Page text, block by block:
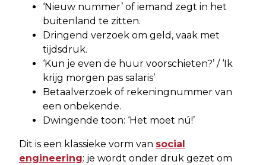
‘Nieuw nummer’ of iemand zegt in het
buitenland te zitten.
Dringend verzoek om geld, vaak met
tijdsdruk.
‘Kun je even de huur voorschieten?’ / ‘Ik
krijg morgen pas salaris’
Betaalverzoek of rekeningnummer van
een onbekende.
Dwingende toon: ‘Het moet nú!’
Dit is een klassieke vorm van social
engineering: je wordt onder druk gezet om